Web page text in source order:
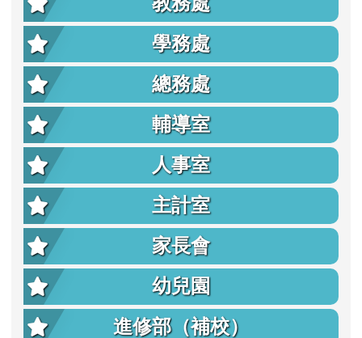
學務處
總務處
輔導室
人事室
主計室
家長會
幼兒園
進修部（補校）